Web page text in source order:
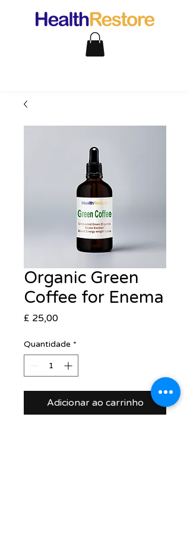
Organic Green
Coffee for Enema
£ 25,00Preço
Quantidade *
Adicionar ao carrinho